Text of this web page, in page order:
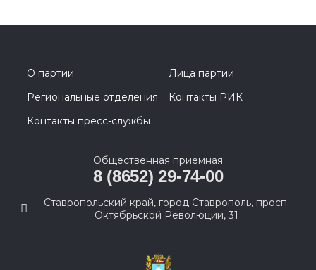
О партии
Лица партии
Региональные отделения
Контакты РИК
Контакты пресс-службы
Общественная приемная
8 (8652) 29-74-00
Ставропольский край, город Ставрополь, просп.
Октябрьской Революции, 31